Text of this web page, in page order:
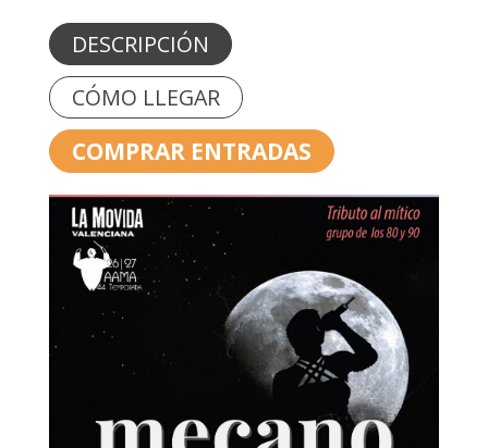
DESCRIPCIÓN
CÓMO LLEGAR
COMPRAR ENTRADAS